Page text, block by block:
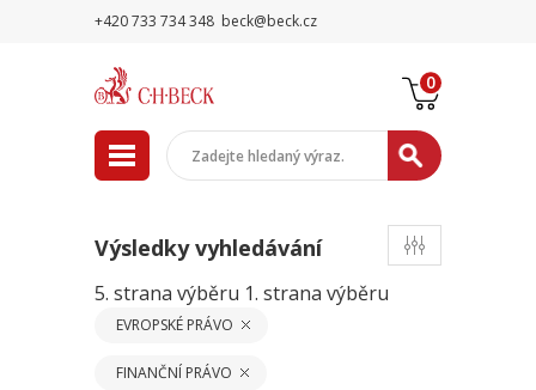
+420 733 734 348 beck@beck.cz
0
Výsledky vyhledávání
5. strana výběru 1. strana výběru
EVROPSKÉ PRÁVO
FINANČNÍ PRÁVO